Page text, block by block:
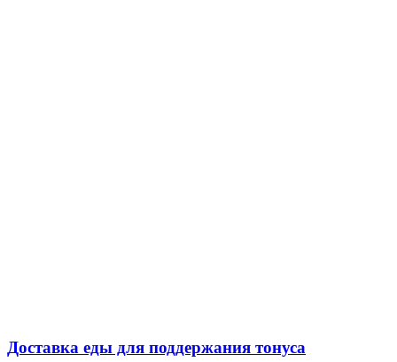
Доставка еды для поддержания тонуса